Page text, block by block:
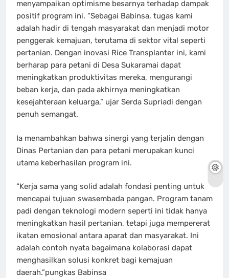
menyampaikan optimisme besarnya terhadap dampak
positif program ini. “Sebagai Babinsa, tugas kami
adalah hadir di tengah masyarakat dan menjadi motor
penggerak kemajuan, terutama di sektor vital seperti
pertanian. Dengan inovasi Rice Transplanter ini, kami
berharap para petani di Desa Sukaramai dapat
meningkatkan produktivitas mereka, mengurangi
beban kerja, dan pada akhirnya meningkatkan
kesejahteraan keluarga,” ujar Serda Supriadi dengan
penuh semangat.
Ia menambahkan bahwa sinergi yang terjalin dengan
Dinas Pertanian dan para petani merupakan kunci
utama keberhasilan program ini.
“Kerja sama yang solid adalah fondasi penting untuk
mencapai tujuan swasembada pangan. Program tanam
padi dengan teknologi modern seperti ini tidak hanya
meningkatkan hasil pertanian, tetapi juga mempererat
ikatan emosional antara aparat dan masyarakat. Ini
adalah contoh nyata bagaimana kolaborasi dapat
menghasilkan solusi konkret bagi kemajuan
daerah.”pungkas Babinsa